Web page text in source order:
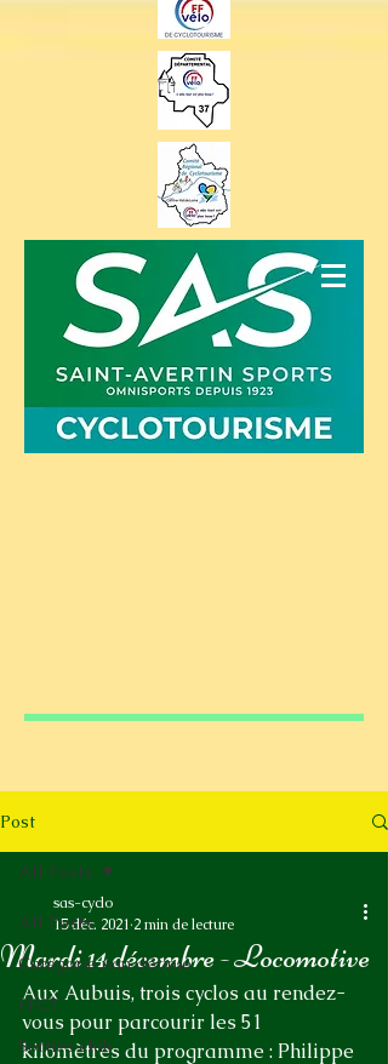
Post
All Posts
Catégorie non définie
FFCT
Sorties club
All Posts
Mardi 14 décembre - Locomotive
sas-cyclo
15 déc. 2021 2 min de lecture
Aux Aubuis, trois cyclos au rendez-
vous pour parcourir les 51
kilomètres du programme : Philippe